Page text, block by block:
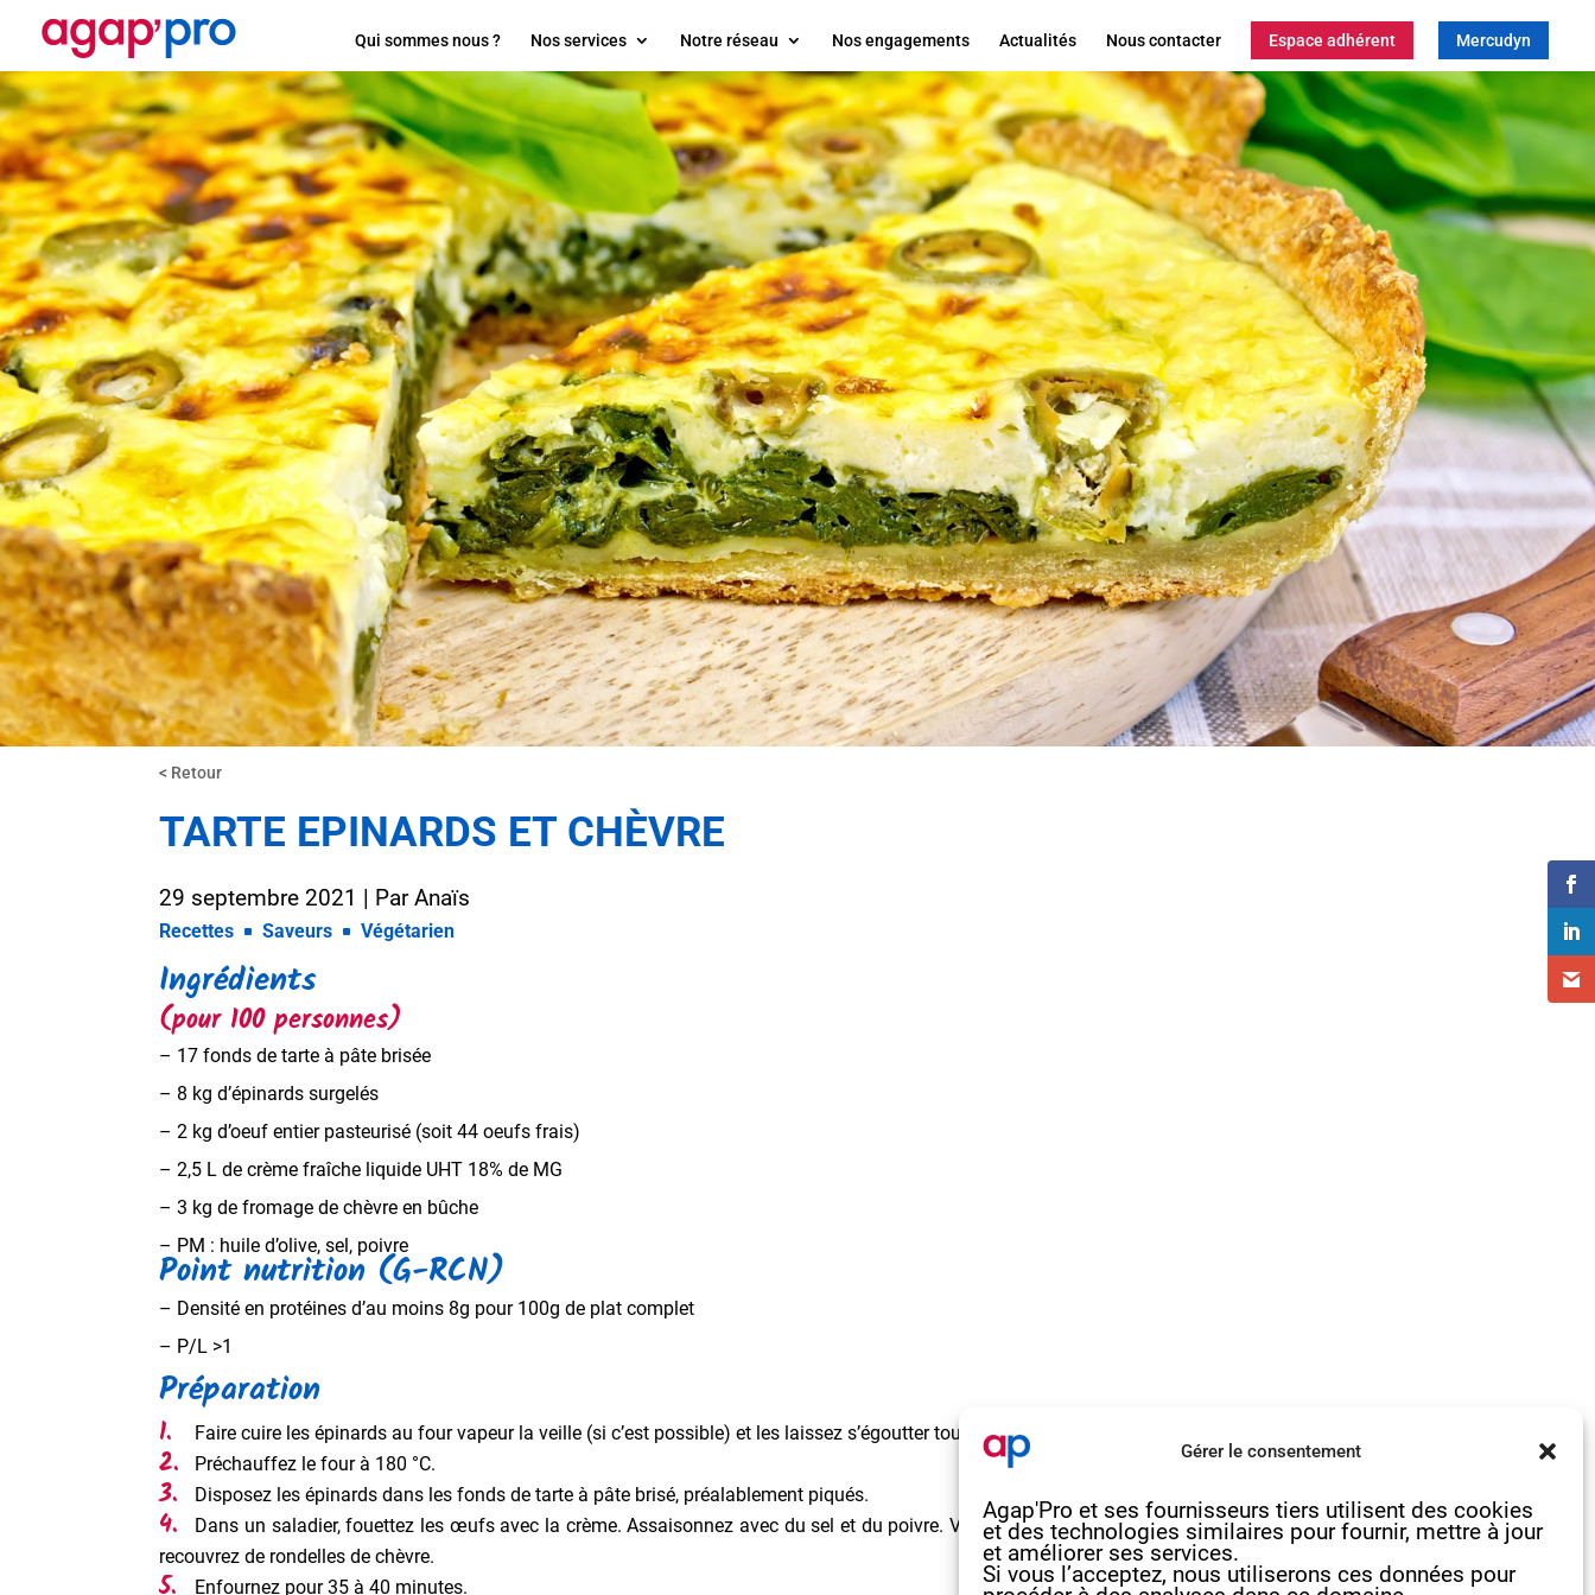
Gérer le consentement
Agap'Pro et ses fournisseurs tiers utilisent des cookies
et des technologies similaires pour fournir, mettre à jour
et améliorer ses services.
Si vous l’acceptez, nous utiliserons ces données pour
Qui sommes nous ? Nos services Notre réseau Nos engagements Actualités Nous contacter Espace adhérent Mercudyn
< Retour
TARTE EPINARDS ET CHÈVRE
29 septembre 2021 | ParAnaïs
Recettes Saveurs Végétarien
Ingrédients
(pour 100 personnes)
– 17 fonds de tarte à pâte brisée
– 8 kg d’épinards surgelés
– 2 kg d’oeuf entier pasteurisé (soit 44 oeufs frais)
– 2,5 L de crème fraîche liquide UHT 18% de MG
– 3 kg de fromage de chèvre en bûche
– PM : huile d’olive, sel, poivre
Point nutrition (G-RCN)
– Densité en protéines d’au moins 8g pour 100g de plat complet
– P/L >1
Préparation
Faire cuire les épinards au four vapeur la veille (si c’est possible) et les laissez s’égoutter toute la nuit pour enlever l’eau.
Préchauffez le four à 180 °C.
Disposez les épinards dans les fonds de tarte à pâte brisé, préalablement piqués.
Dans un saladier, fouettez les œufs avec la crème. Assaisonnez avec du sel et du poivre. Versez la préparation sur les épinards puis
recouvrez de rondelles de chèvre.
Enfournez pour 35 à 40 minutes.